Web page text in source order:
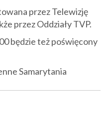
przez Telewizję
przez Oddziały TVP.
będzie też poświęcony
Samarytania